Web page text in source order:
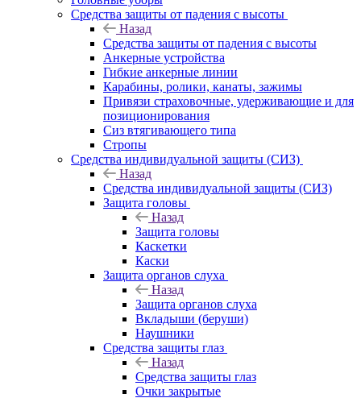
Средства защиты от падения с высоты
Назад
Средства защиты от падения с высоты
Анкерные устройства
Гибкие анкерные линии
Карабины, ролики, канаты, зажимы
Привязи страховочные, удерживающие и для
позиционирования
Сиз втягивающего типа
Стропы
Средства индивидуальной защиты (СИЗ)
Назад
Средства индивидуальной защиты (СИЗ)
Защита головы
Назад
Защита головы
Каскетки
Каски
Защита органов слуха
Назад
Защита органов слуха
Вкладыши (беруши)
Наушники
Средства защиты глаз
Назад
Средства защиты глаз
Очки закрытые